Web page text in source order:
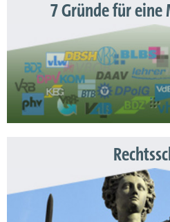
7 Gründe für